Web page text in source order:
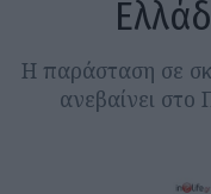
Η παράσταση σε
ανεβαίνει